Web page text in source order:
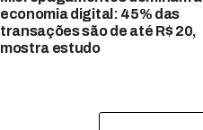
economia digital: 45% das
transações são de até R$ 20,
mostra estudo